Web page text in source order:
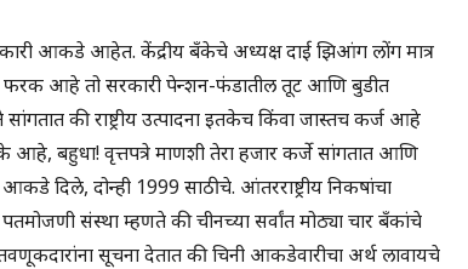
आकडे आहेत. केंद्रीय बँकेचे अध्यक्ष दाई झिआंग लोंग मात्र
आहे तो सरकारी पेन्शन-फंडातील तूट आणि बुडीत
की राष्ट्रीय उत्पादना इतकेच किंवा जास्तच कर्ज आहे
बहुधा! वृत्तपत्रे माणशी तेरा हजार कर्जे सांगतात आणि
दिले, दोन्ही 1999 साठीचे. आंतरराष्ट्रीय निकषांचा
संस्था म्हणते की चीनच्या सर्वांत मोठ्या चार बँकांचे
सूचना देतात की चिनी आकडेवारीचा अर्थ लावायचे